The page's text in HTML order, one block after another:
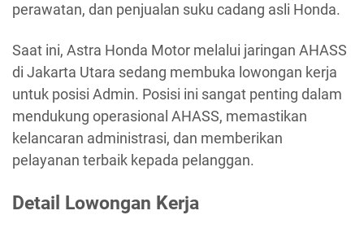
perawatan, dan penjualan suku cadang asli Honda.
Saat ini, Astra Honda Motor melalui jaringan AHASS
di Jakarta Utara sedang membuka lowongan kerja
untuk posisi Admin. Posisi ini sangat penting dalam
mendukung operasional AHASS, memastikan
kelancaran administrasi, dan memberikan
pelayanan terbaik kepada pelanggan.
Detail Lowongan Kerja